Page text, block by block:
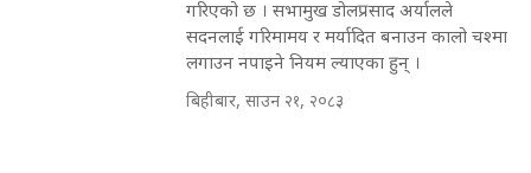
मन्त्रीले घुस डिल गरेको अडियो ! दुई झोला
नोट मन्त्रीलाई घुस | SIDHAKURA |
गरिएको छ । सभामुख डोलप्रसाद अर्यालले
सदनलाई गरिमामय र मर्यादित बनाउन कालो चश्मा
लगाउन नपाइने नियम ल्याएका हुन् ।
बिहीबार, साउन २१, २०८३